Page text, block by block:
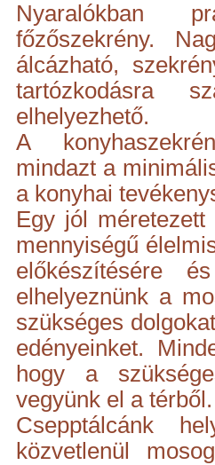
Nyaralókban
főzőszekrény.
álcázható,
tartózkodásra
elhelyezhető.
A
mindazt a
a konyhai
Egy jól
mennyiségű
előkészítésére
elhelyeznünk a
szükséges
edényeinket.
hogy a
vegyünk el a térből.
Csepptálcánk
közvetlenül